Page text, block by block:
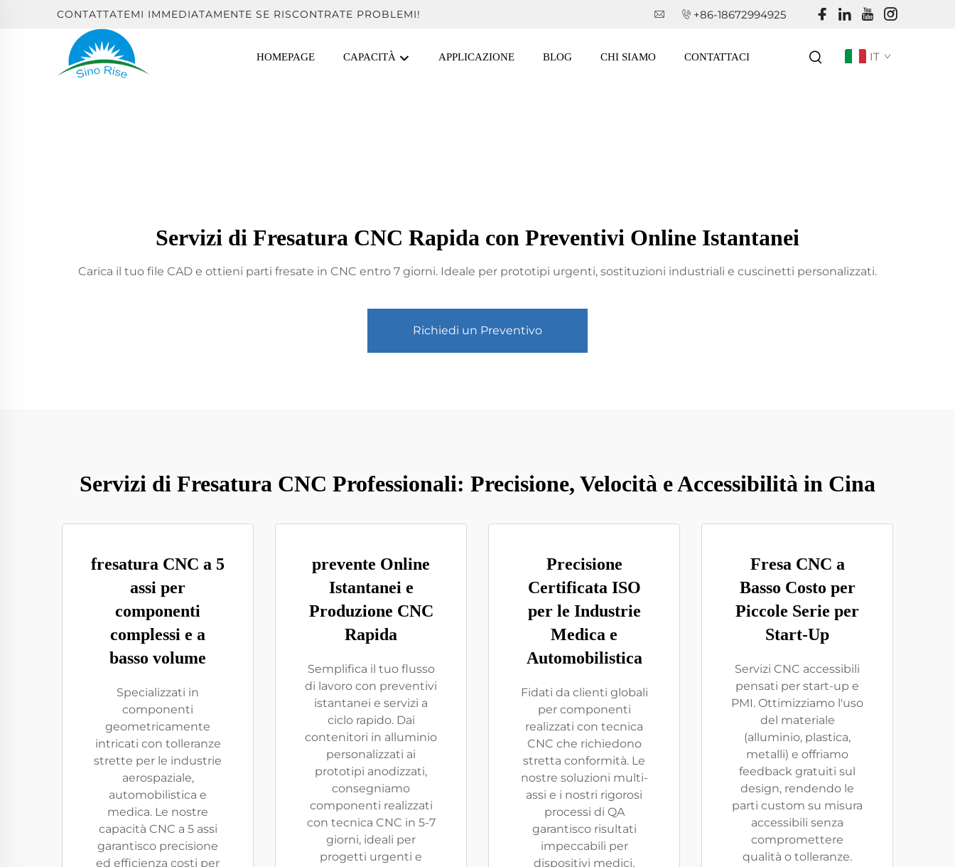
CONTATTATEMI IMMEDIATAMENTE SE RISCONTRATE PROBLEMI! +86-18672994925
HOMEPAGE CAPACITÀ APPLICAZIONE BLOG CHI SIAMO CONTATTACI IT
Servizi di Fresatura CNC Rapida con Preventivi Online Istantanei
Carica il tuo file CAD e ottieni parti fresate in CNC entro 7 giorni. Ideale per prototipi urgenti, sostituzioni industriali e cuscinetti personalizzati.
Richiedi un Preventivo
Servizi di Fresatura CNC Professionali: Precisione, Velocità e Accessibilità in Cina
fresatura CNC a 5
assi per
componenti
complessi e a
basso volume
Specializzati in
componenti
geometricamente
intricati con tolleranze
strette per le industrie
aerospaziale,
automobilistica e
medica. Le nostre
capacità CNC a 5 assi
garantisco precisione
ed efficienza costi per
prevente Online
Istantanei e
Produzione CNC
Rapida
Semplifica il tuo flusso
di lavoro con preventivi
istantanei e servizi a
ciclo rapido. Dai
contenitori in alluminio
personalizzati ai
prototipi anodizzati,
consegniamo
componenti realizzati
con tecnica CNC in 5-7
giorni, ideali per
progetti urgenti e
Precisione
Certificata ISO
per le Industrie
Medica e
Automobilistica
Fidati da clienti globali
per componenti
realizzati con tecnica
CNC che richiedono
stretta conformità. Le
nostre soluzioni multi-
assi e i nostri rigorosi
processi di QA
garantisco risultati
impeccabili per
dispositivi medici,
Fresa CNC a
Basso Costo per
Piccole Serie per
Start-Up
Servizi CNC accessibili
pensati per start-up e
PMI. Ottimizziamo l'uso
del materiale
(alluminio, plastica,
metalli) e offriamo
feedback gratuiti sul
design, rendendo le
parti custom su misura
accessibili senza
compromettere
qualità o tolleranze.